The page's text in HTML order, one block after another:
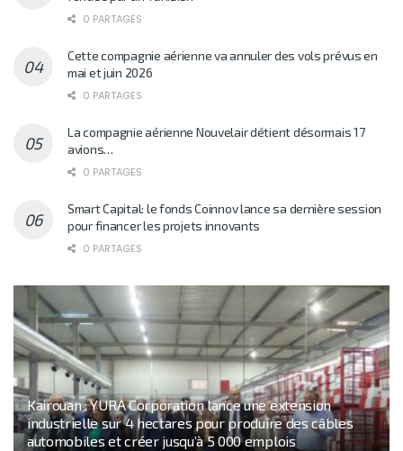
0 PARTAGES
Cette compagnie aérienne va annuler des vols prévus en
mai et juin 2026
0 PARTAGES
La compagnie aérienne Nouvelair détient désormais 17
avions…
0 PARTAGES
Smart Capital: le fonds Coinnov lance sa dernière session
pour financer les projets innovants
0 PARTAGES
Kairouan : YURA Corporation lance une extension
industrielle sur 4 hectares pour produire des câbles
automobiles et créer jusqu’à 5 000 emplois